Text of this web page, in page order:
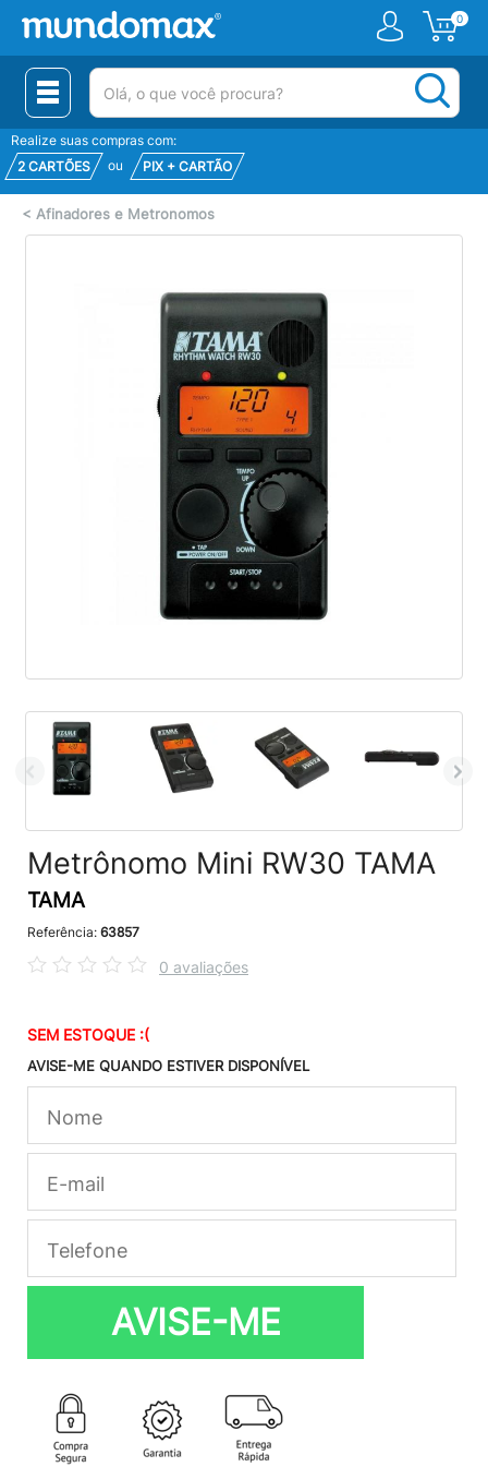
0
(pesquisar)
Realize suas compras com:
2 CARTÕES
ou PIX + CARTÃO
< Afinadores e Metronomos
Metrônomo Mini RW30 TAMA
TAMA
Referência: 63857
0 avaliações
SEM ESTOQUE :(
AVISE-ME QUANDO ESTIVER DISPONÍVEL
AVISE-ME